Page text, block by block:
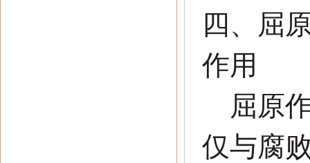
四 、
屈
作用
屈原作
仅与腐